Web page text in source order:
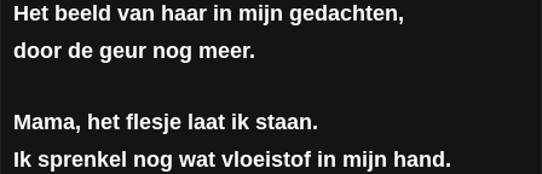
Het beeld van haar in mijn gedachten,
door de geur nog meer.
Mama, het flesje laat ik staan.
Ik sprenkel nog wat vloeistof in mijn hand.